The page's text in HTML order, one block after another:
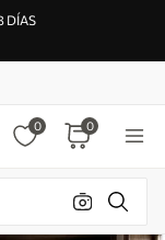
DÍAS
0 0